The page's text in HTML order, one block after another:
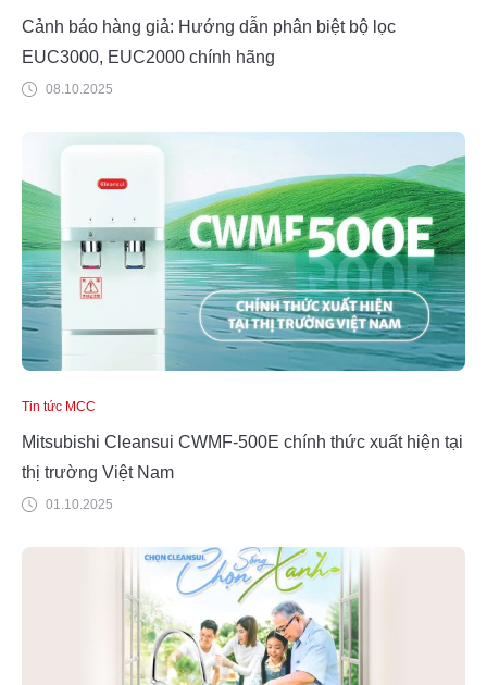
Cảnh báo hàng giả: Hướng dẫn phân biệt bộ lọc
EUC3000, EUC2000 chính hãng
08.10.2025
Tin tức MCC
Mitsubishi Cleansui CWMF-500E chính thức xuất hiện tại
thị trường Việt Nam
01.10.2025